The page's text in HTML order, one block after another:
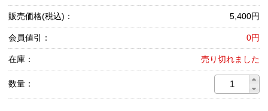
販売価格(税込)： 5,400円
会員値引： 0円
在庫： 売り切れました
数量：